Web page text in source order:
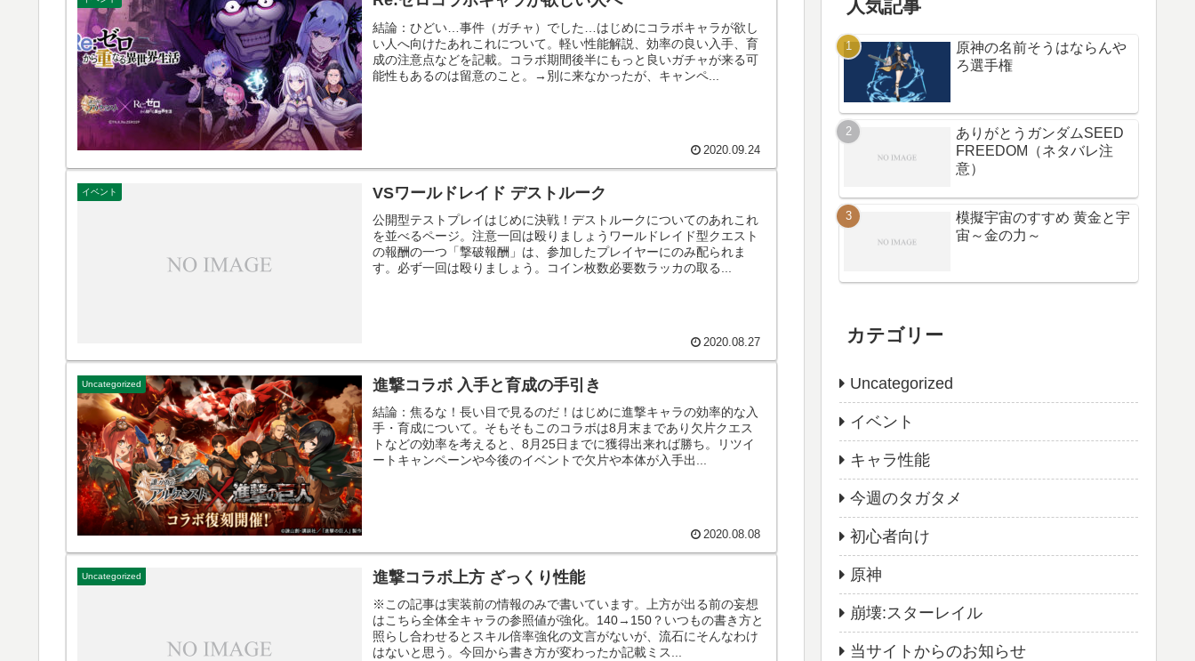
結論：ひどい…事件（ガチャ）でした…はじめにコラボキャラが欲し
い人へ向けたあれこれについて。軽い性能解説、効率の良い入手、育
成の注意点などを記載。コラボ期間後半にもっと良いガチャが来る可
能性もあるのは留意のこと。→別に来なかったが、キャンペ...
2020.09.24
イベント VSワールドレイド デストルーク
公開型テストプレイはじめに決戦！デストルークについてのあれこれ
を並べるページ。注意一回は殴りましょうワールドレイド型クエスト
の報酬の一つ「撃破報酬」は、参加したプレイヤーにのみ配られま
す。必ず一回は殴りましょう。コイン枚数必要数ラッカの取る...
2020.08.27
Uncategorized 進撃コラボ 入手と育成の手引き
結論：焦るな！長い目で見るのだ！はじめに進撃キャラの効率的な入
手・育成について。そもそもこのコラボは8月末まであり欠片クエス
トなどの効率を考えると、8月25日までに獲得出来れば勝ち。リツイ
ートキャンペーンや今後のイベントで欠片や本体が入手出...
2020.08.08
Uncategorized 進撃コラボ上方 ざっくり性能
※この記事は実装前の情報のみで書いています。上方が出る前の妄想
はこちら全体全キャラの参照値が強化。140→150？いつもの書き方と
照らし合わせるとスキル倍率強化の文言がないが、流石にそんなわけ
はないと思う。今回から書き方が変わったか記載ミス...
人気記事
原神の名前そうはならんや
ろ選手権
ありがとうガンダムSEED
FREEDOM（ネタバレ注
意）
模擬宇宙のすすめ 黄金と宇
宙～金の力～
カテゴリー
Uncategorized
イベント
キャラ性能
今週のタガタメ
初心者向け
原神
崩壊:スターレイル
当サイトからのお知らせ